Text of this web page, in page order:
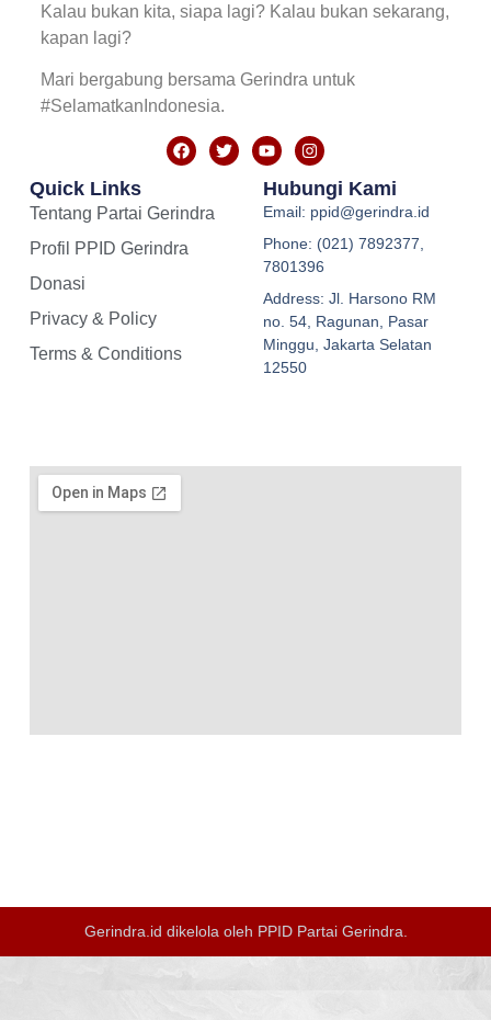
Kalau bukan kita, siapa lagi? Kalau bukan sekarang,
kapan lagi?
Mari bergabung bersama Gerindra untuk
#SelamatkanIndonesia.
Quick Links
Tentang Partai Gerindra
Profil PPID Gerindra
Donasi
Privacy & Policy
Terms & Conditions
Hubungi Kami
Email: ppid@gerindra.id
Phone: (021) 7892377,
7801396
Address: Jl. Harsono RM
no. 54, Ragunan, Pasar
Minggu, Jakarta Selatan
12550
Gerindra.id dikelola oleh PPID Partai Gerindra.